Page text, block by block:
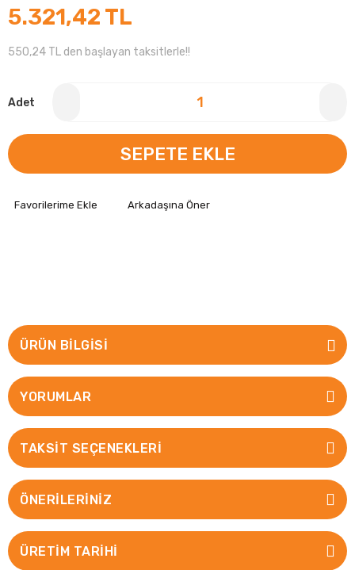
5.321,42 TL
550,24 TL den başlayan taksitlerle!!
Adet
SEPETE EKLE
Arkadaşına Öner
ÜRÜN BILGISI
YORUMLAR
TAKSIT SEÇENEKLERI
ÖNERILERINIZ
ÜRETİM TARİHİ